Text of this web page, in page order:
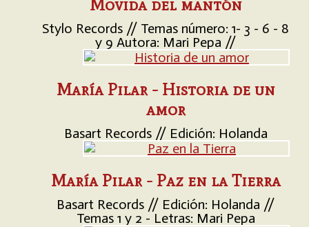
Movida del mantón
Stylo Records // Temas número: 1- 3 - 6 - 8
y 9 Autora: Mari Pepa //
María Pilar - Historia de un
amor
Basart Records // Edición: Holanda
María Pilar - Paz en la Tierra
Basart Records // Edición: Holanda //
Temas 1 y 2 - Letras: Mari Pepa